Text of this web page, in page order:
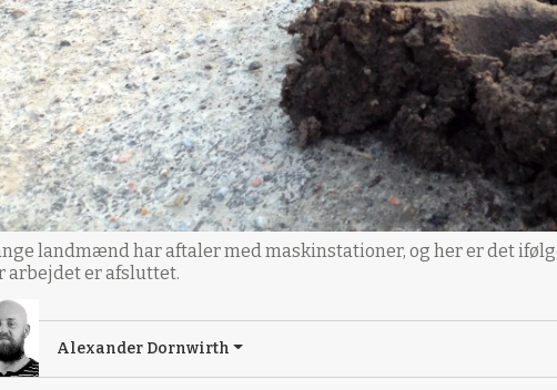
landmænd har aftaler med maskinstationer, og her er det
arbejdet er afsluttet.
Alexander Dornwirth